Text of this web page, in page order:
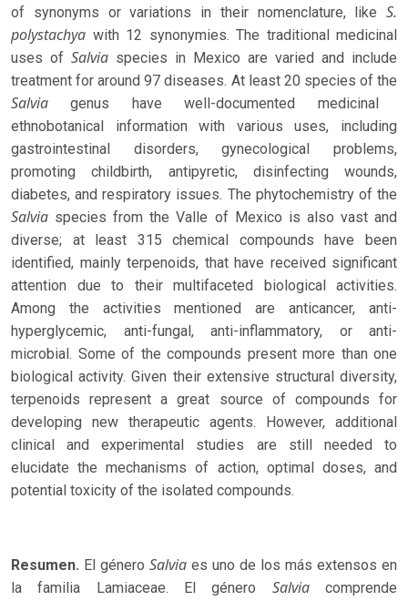
of synonyms or variations in their nomenclature, like S.
polystachya with 12 synonymies. The traditional medicinal
uses of Salvia species in Mexico are varied and include
treatment for around 97 diseases. At least 20 species of the
Salvia genus have well-documented medicinal
ethnobotanical information with various uses, including
gastrointestinal disorders, gynecological problems,
promoting childbirth, antipyretic, disinfecting wounds,
diabetes, and respiratory issues. The phytochemistry of the
Salvia species from the Valle of Mexico is also vast and
diverse; at least 315 chemical compounds have been
identified, mainly terpenoids, that have received significant
attention due to their multifaceted biological activities.
Among the activities mentioned are anticancer, anti-
hyperglycemic, anti-fungal, anti-inflammatory, or anti-
microbial. Some of the compounds present more than one
biological activity. Given their extensive structural diversity,
terpenoids represent a great source of compounds for
developing new therapeutic agents. However, additional
clinical and experimental studies are still needed to
elucidate the mechanisms of action, optimal doses, and
potential toxicity of the isolated compounds.
Resumen. El género Salvia es uno de los más extensos en
la familia Lamiaceae. El género Salviacomprende